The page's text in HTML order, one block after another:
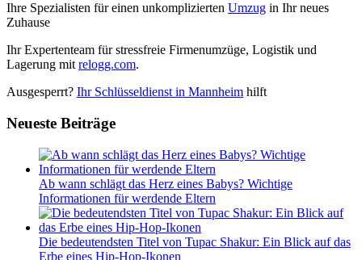
Ihre Spezialisten für einen unkomplizierten Umzug in Ihr neues
Zuhause
Ihr Expertenteam für stressfreie Firmenumzüge, Logistik und
Lagerung mit relogg.com.
Ausgesperrt? Ihr Schlüsseldienst in Mannheim hilft
Neueste Beiträge
Ab wann schlägt das Herz eines Babys? Wichtige
Informationen für werdende Eltern
Die bedeutendsten Titel von Tupac Shakur: Ein Blick auf das
Erbe eines Hip-Hop-Ikonen